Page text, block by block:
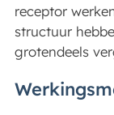
receptor
structuur
grotendeels